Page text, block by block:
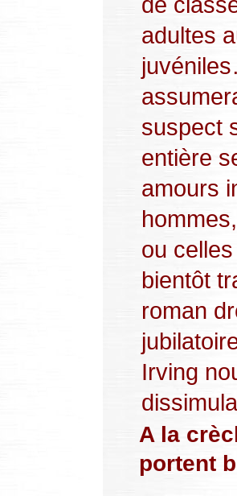
adultes
suspect
entière
amours
ou
bientôt
roman
Irving
A la
portent